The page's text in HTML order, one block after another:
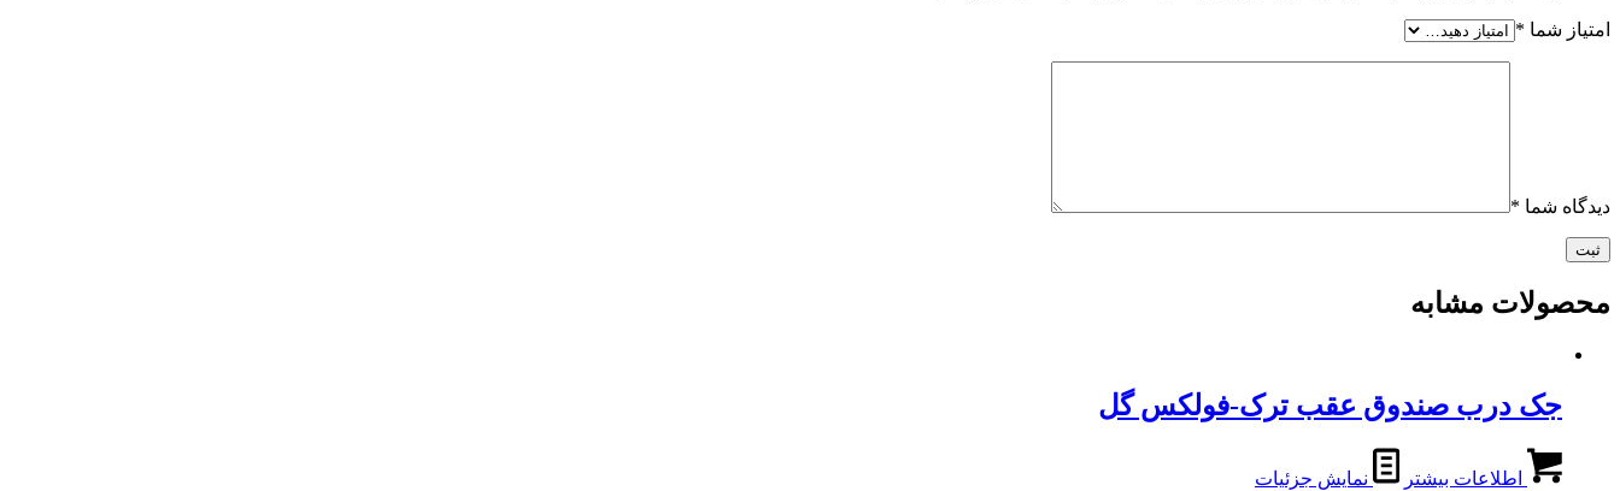
امتیاز شما *
دیدگاه شما *
محصولات مشابه
جک درب صندوق عقب ترک-فولکس گل
اطلاعات بیشتر نمایش جزئیات